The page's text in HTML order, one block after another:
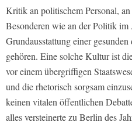
Kritik an politischem Personal,
Besonderen wie an der Politik
Grundausstattung einer
gehören. Eine solche Kultur ist
vor einem übergriffigen
und die rhetorisch sorgsam
keinen vitalen öffentlichen
alles versteinerte zu Berlin des